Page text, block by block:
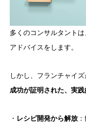
多くのコンサルタント
アドバイスをします。
しかし、フランチャイ
成功が証明された、実践
・ レシピ開発から解放